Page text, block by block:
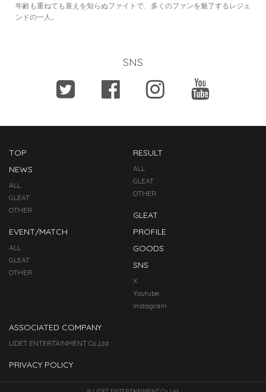
年齢も重ねても衰えを知らぬファイトで、多くのファンを魅了するレジェ
ンドの一人。
SNS
TOP
NEWS
ALL
GLEAT
OTHER
EVENT/MATCH
ALL
GLEAT
OTHER
RESULT
ALL
GLEAT
OTHER
GLEAT
PROFILE
GOODS
SNS
X
Youtube
Instagram
ASSOCIATED COMPANY
LIDET ENTERTAINMENT Co.,Ltd.
PRIVACY POLICY